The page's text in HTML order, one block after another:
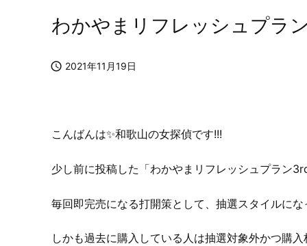
わかやまリフレッシュプラ
 2021年11月19日
こんばんは✨和歌山の女探偵です!!!
少し前に投稿した「わかやまリフレッシュプラン
毎回即完売になる打開策として、抽選スタイルに
しかも過去に購入している人は抽選対象外かつ購入